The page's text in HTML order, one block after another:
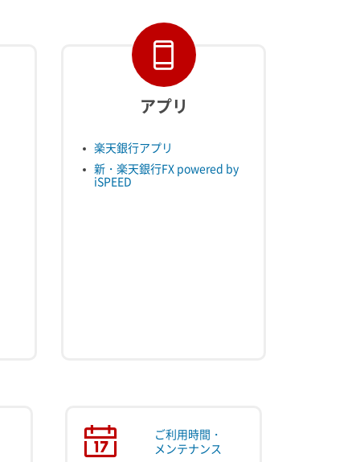
アプリ
楽天銀行アプリ
新・楽天銀行FX powered by
iSPEED
ご利用時間・
メンテナンス